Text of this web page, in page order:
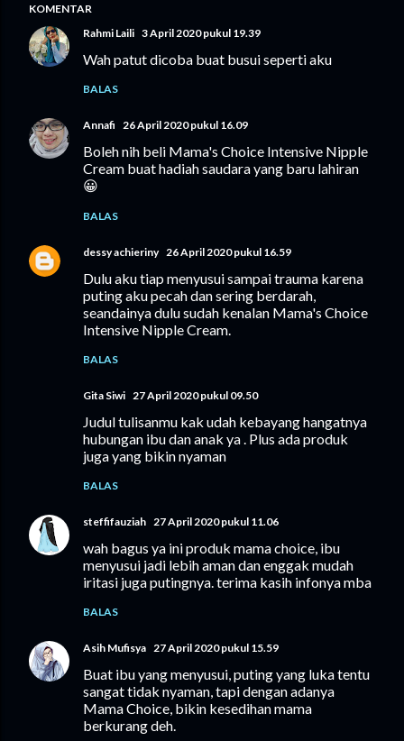
KOMENTAR
Rahmi Laili 3 April 2020 pukul 19.39
Wah patut dicoba buat busui seperti aku
BALAS
Annafi 26 April 2020 pukul 16.09
Boleh nih beli Mama's Choice Intensive Nipple
Cream buat hadiah saudara yang baru lahiran
😀
BALAS
dessy achieriny 26 April 2020 pukul 16.59
Dulu aku tiap menyusui sampai trauma karena
puting aku pecah dan sering berdarah,
seandainya dulu sudah kenalan Mama's Choice
Intensive Nipple Cream.
BALAS
Gita Siwi 27 April 2020 pukul 09.50
Judul tulisanmu kak udah kebayang hangatnya
hubungan ibu dan anak ya . Plus ada produk
juga yang bikin nyaman
BALAS
steffifauziah 27 April 2020 pukul 11.06
wah bagus ya ini produk mama choice, ibu
menyusui jadi lebih aman dan enggak mudah
iritasi juga putingnya. terima kasih infonya mba
BALAS
Asih Mufisya 27 April 2020 pukul 15.59
Buat ibu yang menyusui, puting yang luka tentu
sangat tidak nyaman, tapi dengan adanya
Mama Choice, bikin kesedihan mama
berkurang deh.